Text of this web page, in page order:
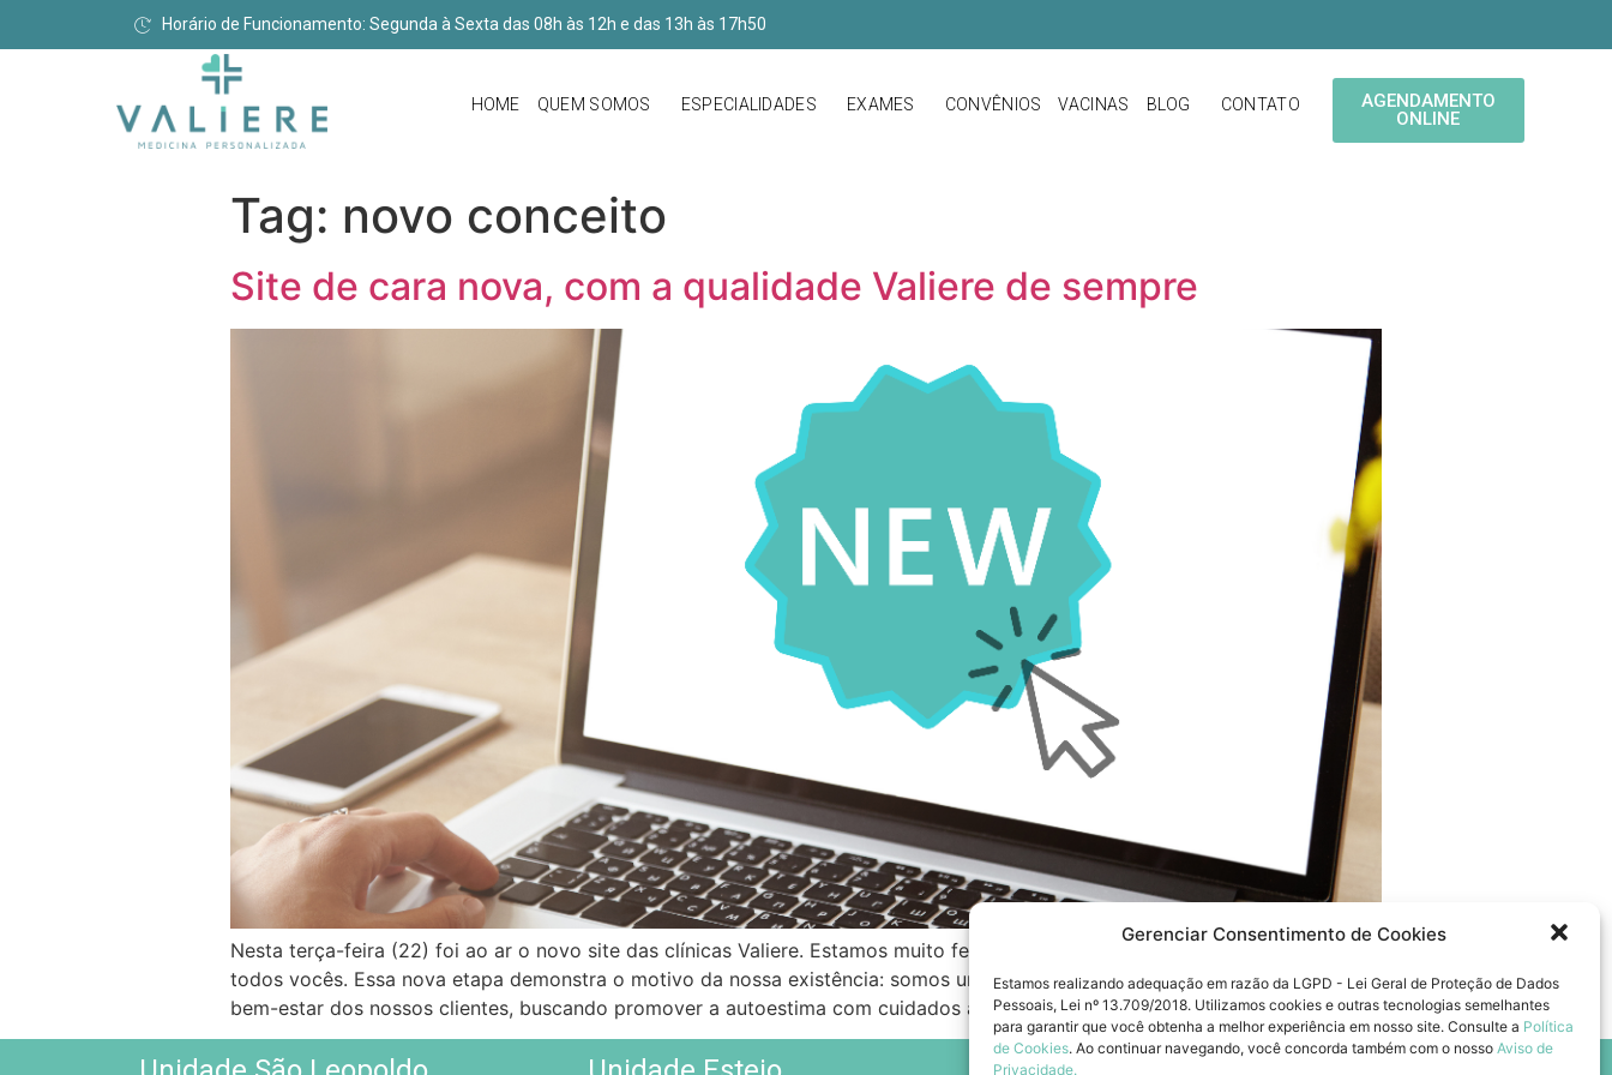
Gerenciar Consentimento de Cookies
Estamos realizando adequação em razão da LGPD - Lei Geral de Proteção de Dados
Pessoais, Lei nº 13.709/2018. Utilizamos cookies e outras tecnologias semelhantes
para garantir que você obtenha a melhor experiência em nosso site. Consulte a Política
de Cookies. Ao continuar navegando, você concorda também com o nosso Aviso de
Privacidade.
Horário de Funcionamento: Segunda à Sexta das 08h às 12h e das 13h às 17h50
HOME QUEM SOMOS ESPECIALIDADES EXAMES CONVÊNIOS VACINAS BLOG CONTATO
AGENDAMENTO
ONLINE
Tag: novo conceito
Site de cara nova, com a qualidade Valiere de sempre
Nesta terça-feira (22) foi ao ar o novo site das clínicas Valiere. Estamos muito felizes em compartilhar essa novidade com
todos vocês. Essa nova etapa demonstra o motivo da nossa existência: somos uma empresa que se preocupa com a saúde e
bem-estar dos nossos clientes, buscando promover a autoestima com cuidados adaptados. O nosso novo […]